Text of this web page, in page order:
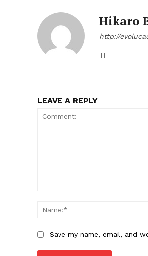
Hikaro
http://
LEAVE A REPLY
Save my name, email, and